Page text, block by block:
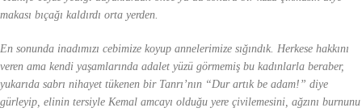
makası bıçağı kaldırdı orta yerden.
En sonunda inadımızı cebimize koyup annelerimize sığındık. Herkese hakkını
veren ama kendi yaşamlarında adalet yüzü görmemiş bu kadınlarla beraber,
yukarıda sabrı nihayet tükenen bir Tanrı’nın “Dur artık be adam!” diye
gürleyip, elinin tersiyle Kemal amcayı olduğu yere çivilemesini, ağzını burnunu